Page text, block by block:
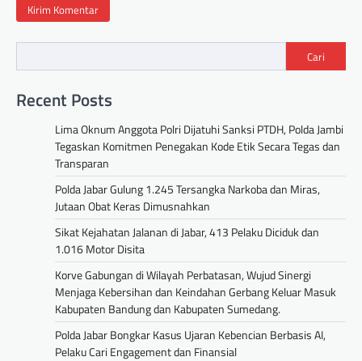
Cari
Recent Posts
Lima Oknum Anggota Polri Dijatuhi Sanksi PTDH, Polda Jambi
Tegaskan Komitmen Penegakan Kode Etik Secara Tegas dan
Transparan
Polda Jabar Gulung 1.245 Tersangka Narkoba dan Miras,
Jutaan Obat Keras Dimusnahkan
Sikat Kejahatan Jalanan di Jabar, 413 Pelaku Diciduk dan
1.016 Motor Disita
Korve Gabungan di Wilayah Perbatasan, Wujud Sinergi
Menjaga Kebersihan dan Keindahan Gerbang Keluar Masuk
Kabupaten Bandung dan Kabupaten Sumedang.
Polda Jabar Bongkar Kasus Ujaran Kebencian Berbasis AI,
Pelaku Cari Engagement dan Finansial